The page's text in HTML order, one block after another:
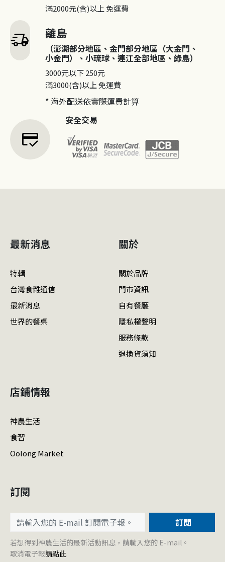
delivery_truck_speed
滿2000元(含)以上免運費
離島
（澎湖部分地區、金門部分地區（大金門、
小金門）、小琉球、連江全部地區、綠島）
3000元以下250元
滿3000(含)以上免運費
* 海外配送依實際運費計算
credit_score
安全交易
最新消息
特輯
台灣食雜通信
最新消息
世界的餐桌
關於
關於品牌
門市資訊
自有餐廳
隱私權聲明
服務條款
退換貨須知
店鋪情報
神農生活
食習
Oolong Market
訂閱
訂閱
若想得到神農生活的最新活動訊息，請輸入您的 E-mail。
取消電子報請點此